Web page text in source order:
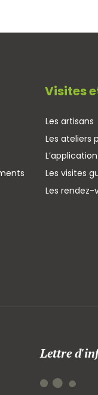
Visites
Les artisans
Les ateliers
Les visites
Les rendez-
Lettre